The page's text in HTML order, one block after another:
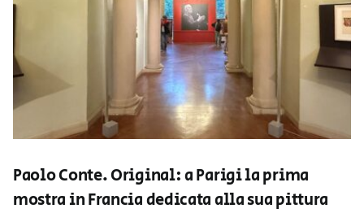
Paolo Conte. Original: a Parigi la prima
mostra in Francia dedicata alla sua pittura